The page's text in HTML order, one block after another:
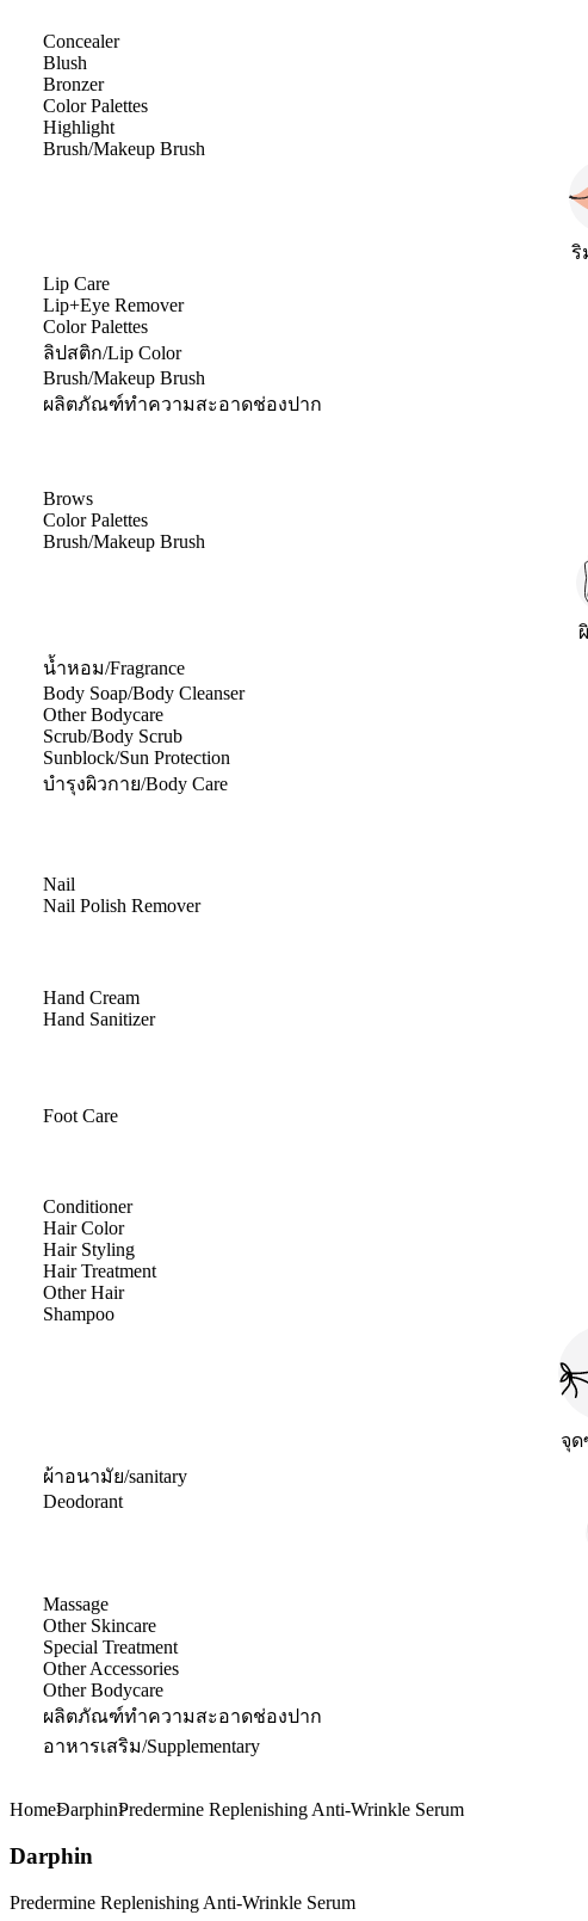
Concealer
Blush
Bronzer
Color Palettes
Highlight
Brush/Makeup Brush
ริ
Lip Care
Lip+Eye Remover
Color Palettes
ลิปสติก/Lip Color
Brush/Makeup Brush
ผลิตภัณฑ์ทำความสะอาดช่องปาก
Brows
Color Palettes
Brush/Makeup Brush
น้ำหอม/Fragrance
Body Soap/Body Cleanser
Other Bodycare
Scrub/Body Scrub
Sunblock/Sun Protection
บำรุงผิวกาย/Body Care
Nail
Nail Polish Remover
Hand Cream
Hand Sanitizer
Foot Care
Conditioner
Hair Color
Hair Styling
Hair Treatment
Other Hair
Shampoo
จุด
ผ้าอนามัย/sanitary
Deodorant
Massage
Other Skincare
Special Treatment
Other Accessories
Other Bodycare
ผลิตภัณฑ์ทำความสะอาดช่องปาก
อาหารเสริม/Supplementary
HomeDarphinPredermine Replenishing Anti-Wrinkle Serum
Darphin
Predermine Replenishing Anti-Wrinkle Serum